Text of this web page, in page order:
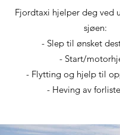
Fjordtaxi hjelper deg ved
sjøen:
- Slep til ønsket
- Start/
- Flytting og hjelp til
- Heving av